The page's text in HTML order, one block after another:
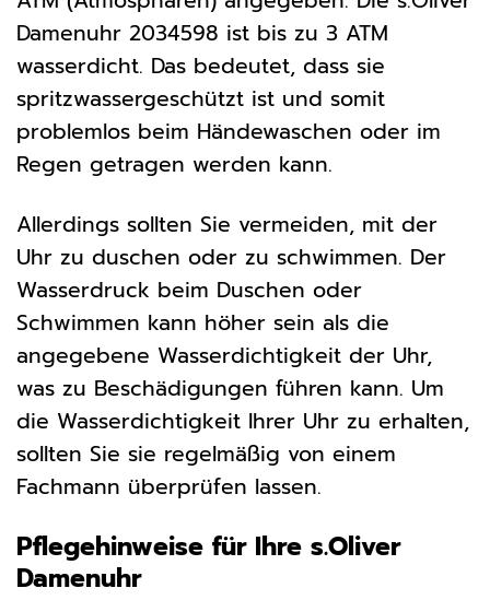
Damenuhr 2034598 ist bis zu 3 ATM
wasserdicht. Das bedeutet, dass sie
spritzwassergeschützt ist und somit
problemlos beim Händewaschen oder im
Regen getragen werden kann.
Allerdings sollten Sie vermeiden, mit der
Uhr zu duschen oder zu schwimmen. Der
Wasserdruck beim Duschen oder
Schwimmen kann höher sein als die
angegebene Wasserdichtigkeit der Uhr,
was zu Beschädigungen führen kann. Um
die Wasserdichtigkeit Ihrer Uhr zu erhalten,
sollten Sie sie regelmäßig von einem
Fachmann überprüfen lassen.
Pflegehinweise für Ihre s.Oliver
Damenuhr